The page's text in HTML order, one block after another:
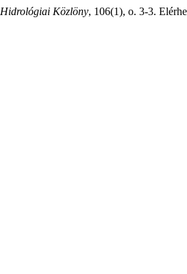
Hidrológiai Közlöny, 106(1), o. 3-3.